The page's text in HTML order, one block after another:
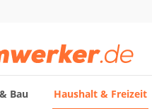
Bau Haushalt & Freizeit